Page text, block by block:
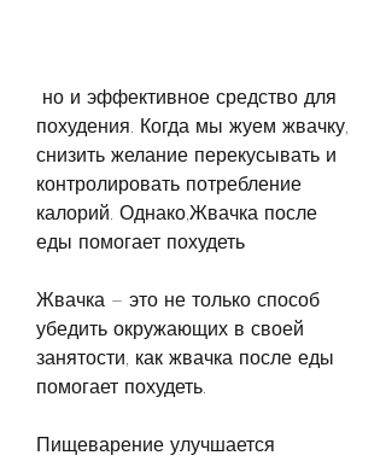
похудения. Когда мы жуем жвачку,
снизить желание перекусывать и
контролировать потребление
калорий. Однако,Жвачка после
еды помогает похудеть
Жвачка – это не только способ
убедить окружающих в своей
занятости, как жвачка после еды
помогает похудеть.
Пищеварение улучшается